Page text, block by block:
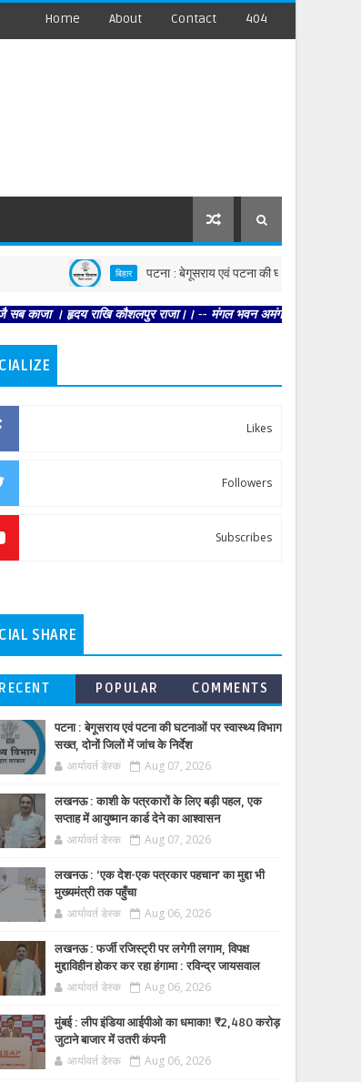
Home About Contact 404
बिहार पटना : बेगूसराय एवं पटना की घटनाओं पर स्वास्थ्य विभाग
हृदय राखि कौशलपुर राजा।। -- मंगल भवन अमंगल हारी। द्रवहु सुदसरथ अजिर
Likes
Followers
Subscribes
SHARE
RECENT POPULAR COMMENTS
पटना : बेगूसराय एवं पटना की घटनाओं पर स्वास्थ्य विभाग
सख्त, दोनों जिलों में जांच के निर्देश
आर्यावर्त डेस्क Aug 07, 2026
लखनऊ : काशी के पत्रकारों के लिए बड़ी पहल, एक
सप्ताह में आयुष्मान कार्ड देने का आश्वासन
आर्यावर्त डेस्क Aug 07, 2026
लखनऊ : ‘एक देश-एक पत्रकार पहचान’ का मुद्दा भी
मुख्यमंत्री तक पहुँचा
आर्यावर्त डेस्क Aug 06, 2026
लखनऊ : फर्जी रजिस्ट्री पर लगेगी लगाम, विपक्ष
मुद्दाविहीन होकर कर रहा हंगामा : रविन्द्र जायसवाल
आर्यावर्त डेस्क Aug 06, 2026
मुंबई : लीप इंडिया आईपीओ का धमाका! ₹2,480 करोड़
जुटाने बाजार में उतरी कंपनी
आर्यावर्त डेस्क Aug 06, 2026